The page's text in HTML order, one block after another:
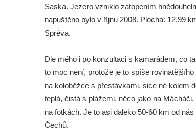
Saska. Jezero vzniklo zatopením
napuštěno bylo v říjnu 2008. Plocha: 12,99
Spréva.
Dle mého i po konzultaci s kamarádem, co
to moc není, protože je to spíše
na koloběžce s přestávkami, sice né kolem
teplá, čistá s plážemi, něco jako na
na fotkách. Je to asi daleko 50-60 km od
Čechů.